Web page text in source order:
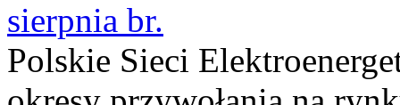
sierpnia br.
Polskie Sieci